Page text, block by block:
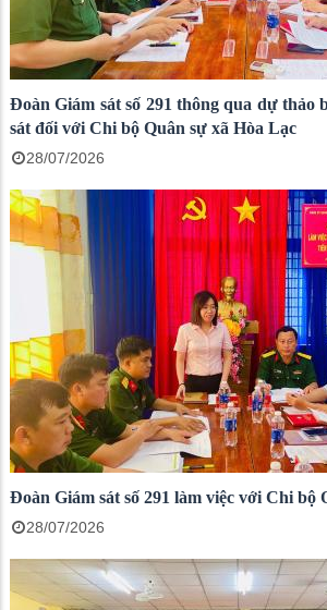
Đoàn Giám sát số 291 thông qua dự thảo
sát đối với Chi bộ Quân sự xã Hòa Lạc
28/07/2026
Đoàn Giám sát số 291 làm việc với Chi bộ
28/07/2026